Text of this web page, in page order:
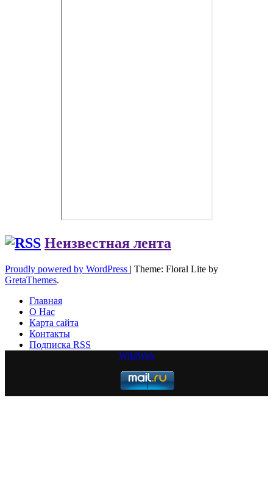
Неизвестная лента
Proudly powered by WordPress | Theme: Floral Lite by
GretaThemes.
Главная
О Нас
Карта сайта
Контакты
Подписка RSS
WildWeb